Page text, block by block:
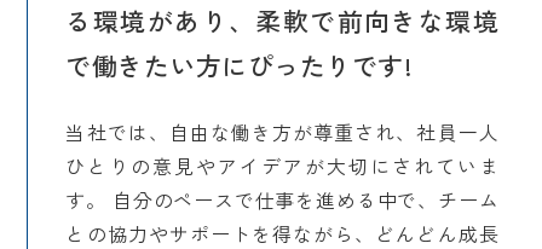
る環境があり、柔軟で前向きな環境
で働きたい方にぴったりです!
当社では、自由な働き方が尊重され、社員一人
ひとりの意見やアイデアが大切にされていま
す。 自分のペースで仕事を進める中で、チーム
との協力やサポートを得ながら、どんどん成長